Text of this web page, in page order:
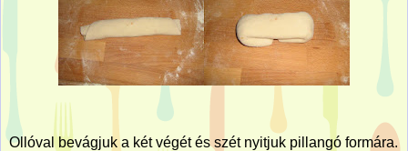
Ollóval bevágjuk a két végét és szét nyitjuk pillangó formára.